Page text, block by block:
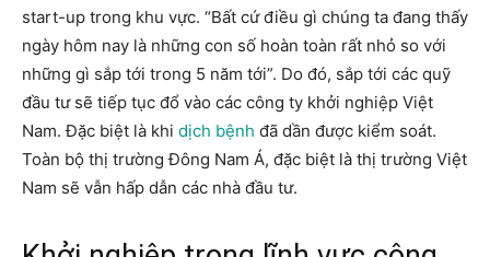
start-up trong khu vực. “Bất cứ điều gì chúng ta đang thấy
ngày hôm nay là những con số hoàn toàn rất nhỏ so với
những gì sắp tới trong 5 năm tới”. Do đó, sắp tới các quỹ
đầu tư sẽ tiếp tục đổ vào các công ty khởi nghiệp Việt
Nam. Đặc biệt là khi dịch bệnh đã dần được kiểm soát.
Toàn bộ thị trường Đông Nam Á, đặc biệt là thị trường Việt
Nam sẽ vẫn hấp dẫn các nhà đầu tư.